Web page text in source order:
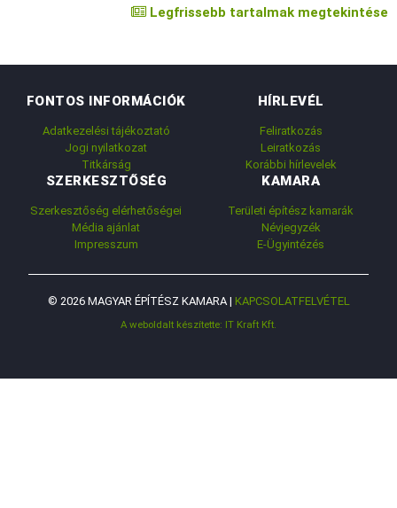
Legfrissebb tartalmak megtekintése
FONTOS INFORMÁCIÓK
Adatkezelési tájékoztató
Jogi nyilatkozat
Titkárság
HÍRLEVÉL
Feliratkozás
Leiratkozás
Korábbi hírlevelek
SZERKESZTŐSÉG
Szerkesztőség elérhetőségei
Média ajánlat
Impresszum
KAMARA
Területi építész kamarák
Névjegyzék
E-Ügyintézés
© 2026 MAGYAR ÉPÍTÉSZ KAMARA | KAPCSOLATFELVÉTEL
A weboldalt készítette: IT Kraft Kft.